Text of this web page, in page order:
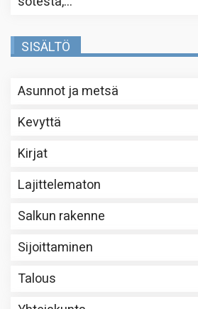
SISÄLTÖ
Asunnot ja metsä
Kevyttä
Kirjat
Lajittelematon
Salkun rakenne
Sijoittaminen
Talous